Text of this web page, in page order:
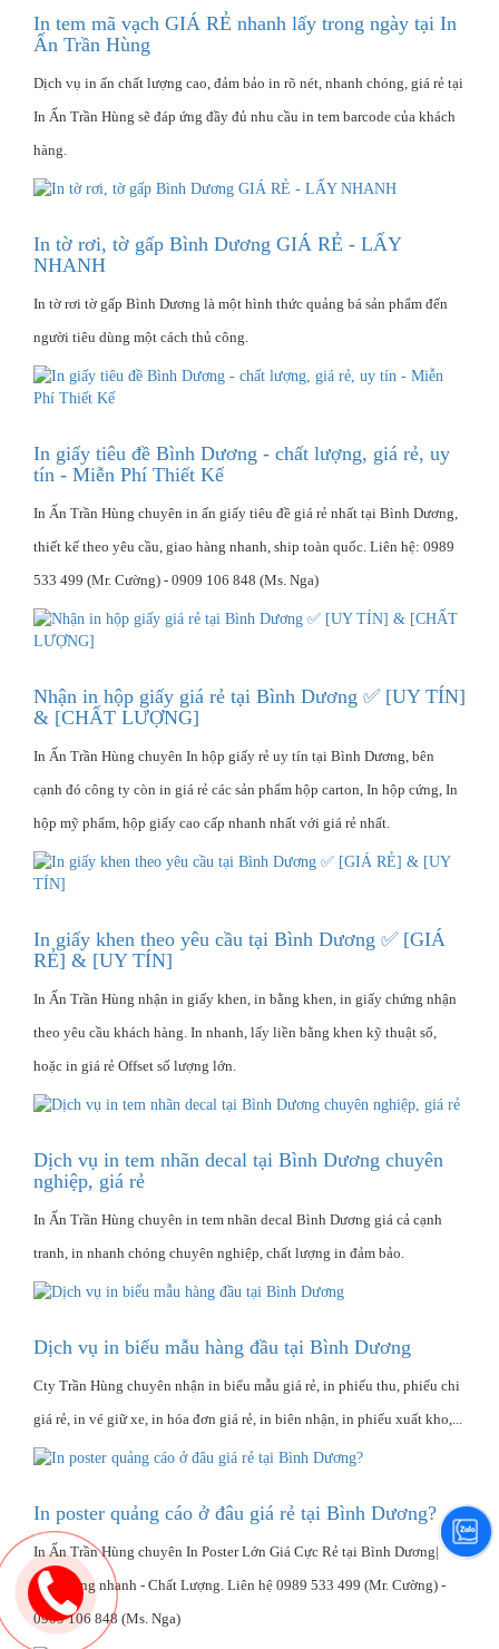
In tem mã vạch GIÁ RẺ nhanh lấy trong ngày tại In
Ấn Trần Hùng
Dịch vụ in ấn chất lượng cao, đảm bảo in rõ nét, nhanh chóng, giá rẻ tại
In Ấn Trần Hùng sẽ đáp ứng đầy đủ nhu cầu in tem barcode của khách
hàng.
In tờ rơi, tờ gấp Bình Dương GIÁ RẺ - LẤY
NHANH
In tờ rơi tờ gấp Bình Dương là một hình thức quảng bá sản phẩm đến
người tiêu dùng một cách thủ công.
In giấy tiêu đề Bình Dương - chất lượng, giá rẻ, uy
tín - Miễn Phí Thiết Kế
In Ấn Trần Hùng chuyên in ấn giấy tiêu đề giá rẻ nhất tại Bình Dương,
thiết kế theo yêu cầu, giao hàng nhanh, ship toàn quốc. Liên hệ: 0989
533 499 (Mr. Cường) - 0909 106 848 (Ms. Nga)
Nhận in hộp giấy giá rẻ tại Bình Dương ✅ [UY TÍN]
& [CHẤT LƯỢNG]
In Ấn Trần Hùng chuyên In hộp giấy rẻ uy tín tại Bình Dương, bên
cạnh đó công ty còn in giá rẻ các sản phẩm hộp carton, In hộp cứng, In
hộp mỹ phẩm, hộp giấy cao cấp nhanh nhất với giá rẻ nhất.
In giấy khen theo yêu cầu tại Bình Dương ✅ [GIÁ
RẺ] & [UY TÍN]
In Ấn Trần Hùng nhận in giấy khen, in bằng khen, in giấy chứng nhận
theo yêu cầu khách hàng. In nhanh, lấy liền bằng khen kỹ thuật số,
hoặc in giá rẻ Offset số lượng lớn.
Dịch vụ in tem nhãn decal tại Bình Dương chuyên
nghiệp, giá rẻ
In Ấn Trần Hùng chuyên in tem nhãn decal Bình Dương giá cả cạnh
tranh, in nhanh chóng chuyên nghiệp, chất lượng in đảm bảo.
Dịch vụ in biểu mẫu hàng đầu tại Bình Dương
Cty Trần Hùng chuyên nhận in biểu mẫu giá rẻ, in phiếu thu, phiếu chi
giá rẻ, in vé giữ xe, in hóa đơn giá rẻ, in biên nhận, in phiếu xuất kho,...
In poster quảng cáo ở đâu giá rẻ tại Bình Dương?
In Ấn Trần Hùng chuyên In Poster Lớn Giá Cực Rẻ tại Bình Dương|
Giao hàng nhanh - Chất Lượng‎. Liên hệ 0989 533 499 (Mr. Cường) -
0909 106 848 (Ms. Nga)